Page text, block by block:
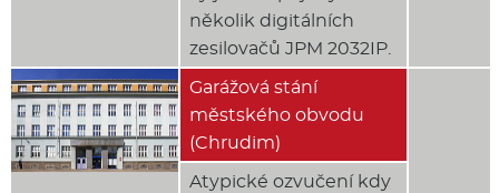
několik digitálních
zesilovačů JPM 2032IP.
Garážová stání
městského obvodu
(Chrudim)
Atypické ozvučení kdy